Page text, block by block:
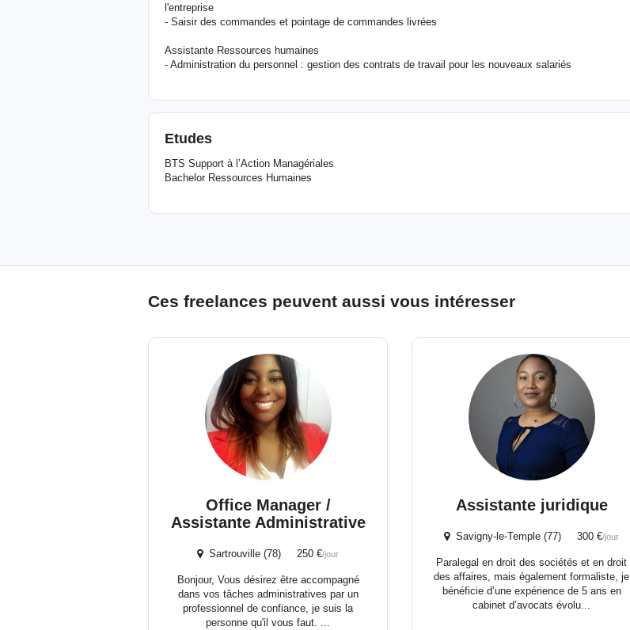
l'entreprise
- Saisir des commandes et pointage de commandes livrées
Assistante Ressources humaines
- Administration du personnel : gestion des contrats de travail pour les nouveaux salariés
Etudes
BTS Support à l’Action Managériales
Bachelor Ressources Humaines
Ces freelances peuvent aussi vous intéresser
Office Manager /
Assistante Administrative
Sartrouville (78) 250 €/jour
Bonjour, Vous désirez être accompagné
dans vos tâches administratives par un
professionnel de confiance, je suis la
personne qu'il vous faut. ...
Assistante juridique
Savigny-le-Temple (77) 300 €/jour
Paralegal en droit des sociétés et en droit
des affaires, mais également formaliste, je
bénéficie d’une expérience de 5 ans en
cabinet d’avocats évolu...